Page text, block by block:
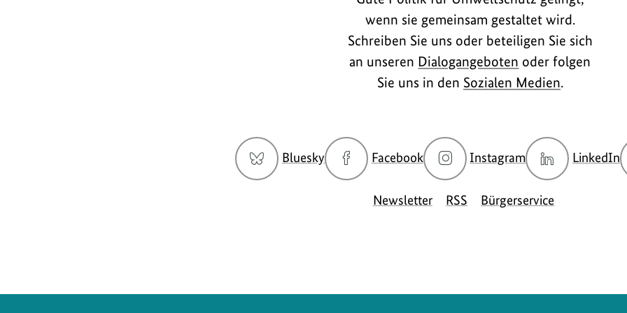
wenn sie gemeinsam gestaltet wird.
Schreiben Sie uns oder beteiligen Sie sich
an unseren Dialogangeboten oder folgen
Sie uns in den Sozialen Medien.
Bluesky
zur
Bluesky-
Seite
Facebook
zur
Facebook-
Seite
des
Instagram
zur
Instagram-
Seite
des
LinkedIn
Newsletter RSS Bürgerservice